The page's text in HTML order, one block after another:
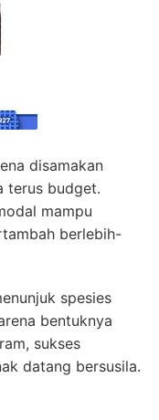
disamakan
terus budget.
mampu
berlebih-
spesies
bentuknya
sukses
datang bersusila.